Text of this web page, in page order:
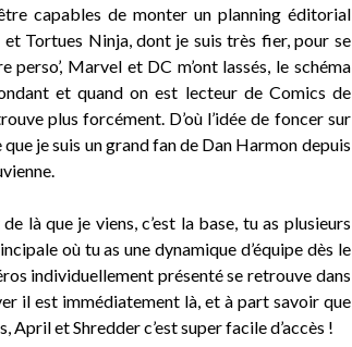
capables de monter un planning éditorial
Tortues Ninja, dont je suis très fier, pour se
Marvel et DC m’ont lassés, le schéma
et quand on est lecteur de Comics de
plus forcément. D’où l’idée de foncer sur
je suis un grand fan de Dan Harmon depuis
là que je viens, c’est la base, tu as plusieurs
où tu as une dynamique d’équipe dès le
individuellement présenté se retrouve dans
il est immédiatement là, et à part savoir que
April et Shredder c’est super facile d’accès !